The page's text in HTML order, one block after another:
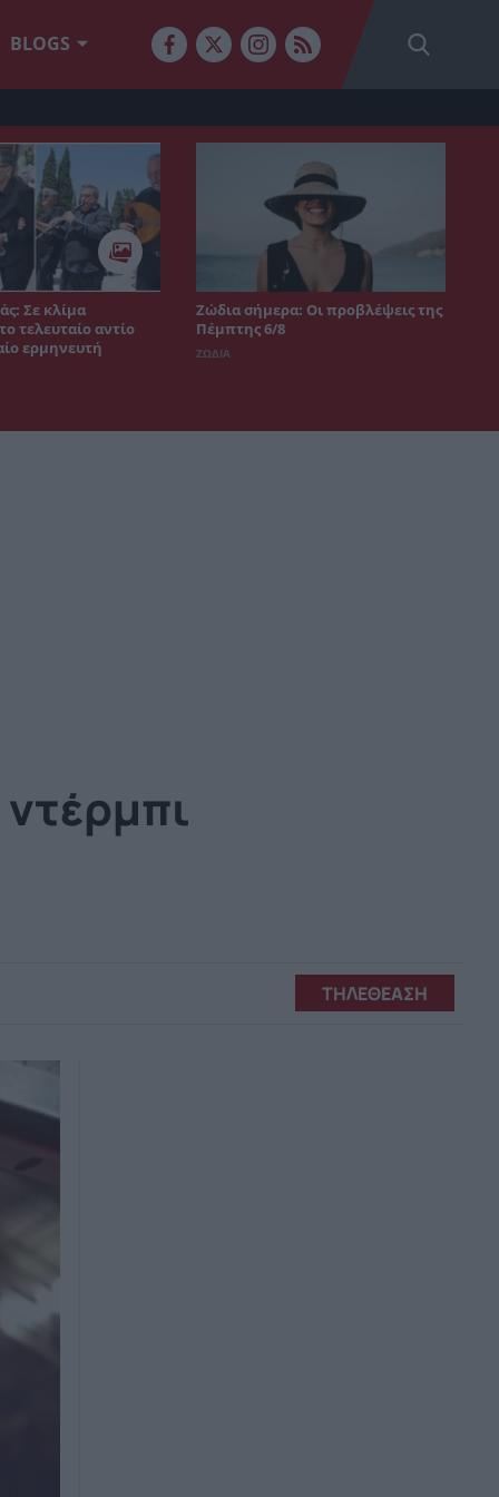
BLOGS
Σε κλίμα
τελευταίο αντίο
ερμηνευτή
Ζώδια σήμερα: Οι προβλέψεις της
Πέμπτης 6/8
ΖΩΔΙΑ
ΤΗΛΕΘΕΑΣΗ